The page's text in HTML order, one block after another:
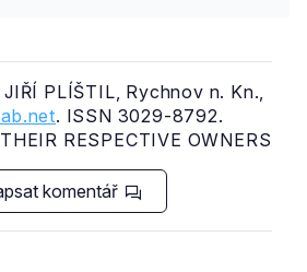
PLÍŠTIL, Rychnov n. Kn.,
. ISSN 3029-8792.
RESPECTIVE OWNERS
komentář